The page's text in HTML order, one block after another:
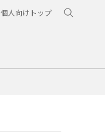
個人向けトップ